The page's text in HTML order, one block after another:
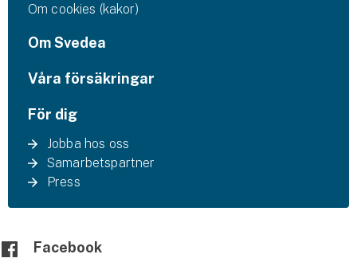
Om cookies (kakor)
Om Svedea
Våra försäkringar
För dig
Jobba hos oss
Samarbetspartner
Press
Facebook